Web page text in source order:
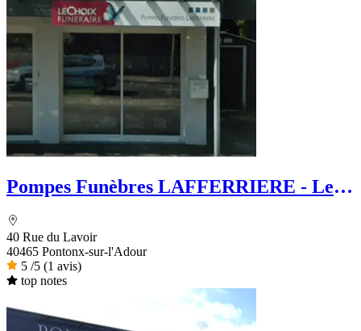
Pompes Funèbres LAFFERRIERE - Le
40 Rue du Lavoir
40465 Pontonx-sur-l'Adour
5 /5 (1 avis)
top notes